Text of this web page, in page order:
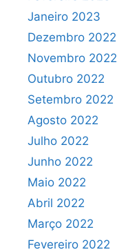
Janeiro 2023
Dezembro 2022
Novembro 2022
Outubro 2022
Setembro 2022
Agosto 2022
Julho 2022
Junho 2022
Maio 2022
Abril 2022
Março 2022
Fevereiro 2022